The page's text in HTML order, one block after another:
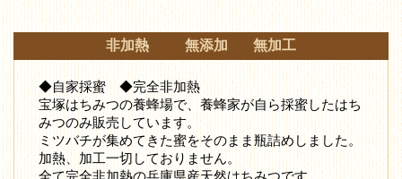
非加熱 無添加 無加工
◆自家採蜜 ◆完全非加熱
宝塚はちみつの養蜂場で、養蜂家が自ら採蜜したはち
みつのみ販売しています。
ミツバチが集めてきた蜜をそのまま瓶詰めしました。
加熱、加工一切しておりません。
全て完全非加熱の兵庫県産天然はちみつです。